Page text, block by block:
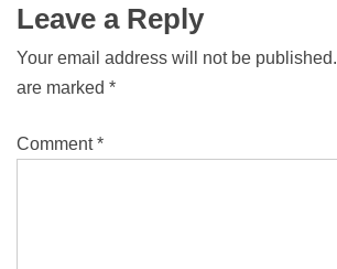
Leave a Reply
Your email address will not be published.
are marked *
Comment*